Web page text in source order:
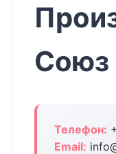
Союз
Телефон:
Email: